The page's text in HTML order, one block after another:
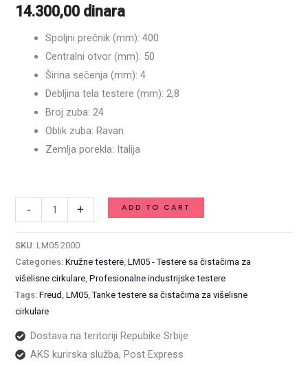
14.300,00 dinara
Spoljni prečnik (mm): 400
Centralni otvor (mm): 50
Širina sečenja (mm): 4
Debljina tela testere (mm): 2,8
Broj zuba: 24
Oblik zuba: Ravan
Zemlja porekla: Italija
-
-
/
2000
+ ADD TO CART
SKU:LM05 2000
Categories:Kružne testere ,LM05 - Testere sa čistačima za
višelisne cirkulare ,Profesionalne industrijske testere
Tags:Freud ,LM05 ,Tanke testere sa čistačima za višelisne
cirkulare
Dostava na teritoriji Repubike Srbije
AKS kurirska služba, Post Express